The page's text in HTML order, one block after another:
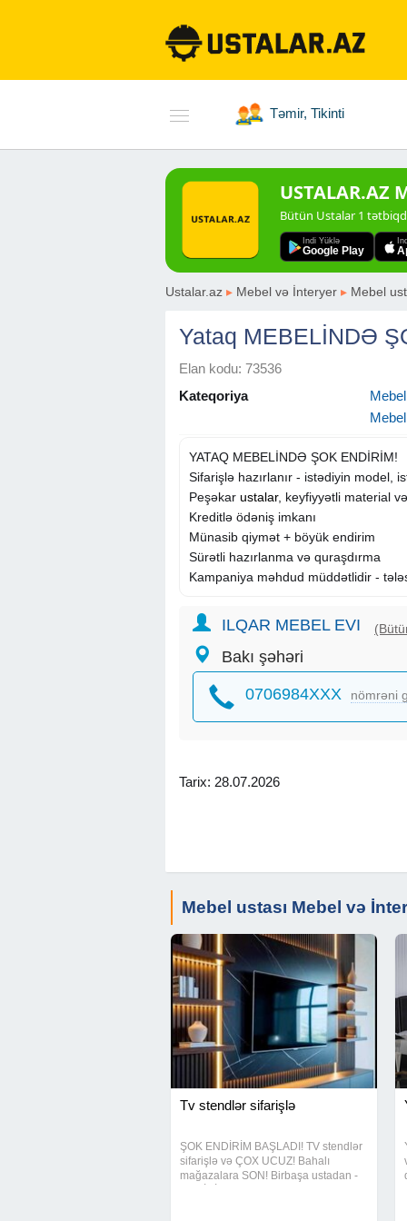
Təmir, Tikinti
Bütün Ustalar 1
Indi Yüklə
Google Play
Ustalar.az ▸ Mebel və İnteryer ▸ Mebel
Yataq MEBELİNDƏ
Elan kodu: 73536
Kateqoriya
YATAQ MEBELİNDƏ ŞOK ENDİRİM!
Sifarişlə hazırlanır - istədiyin model,
Peşəkar ustalar, keyfiyyətli material
Kreditlə ödəniş imkanı
Münasib qiymət + böyük endirim
Sürətli hazırlanma və quraşdırma
Kampaniya məhdud müddətlidir -
ILQAR MEBEL EVI
Bakı şəhəri
0706984XXX nömrəni
Tarix: 28.07.2026
Mebel ustası Mebel və
Tv stendlər sifarişlə
ŞOK ENDİRİM BAŞLADI! TV stendlər
sifarişlə və ÇOX UCUZ! Bahalı
mağazalara SON! Birbaşa ustadan -